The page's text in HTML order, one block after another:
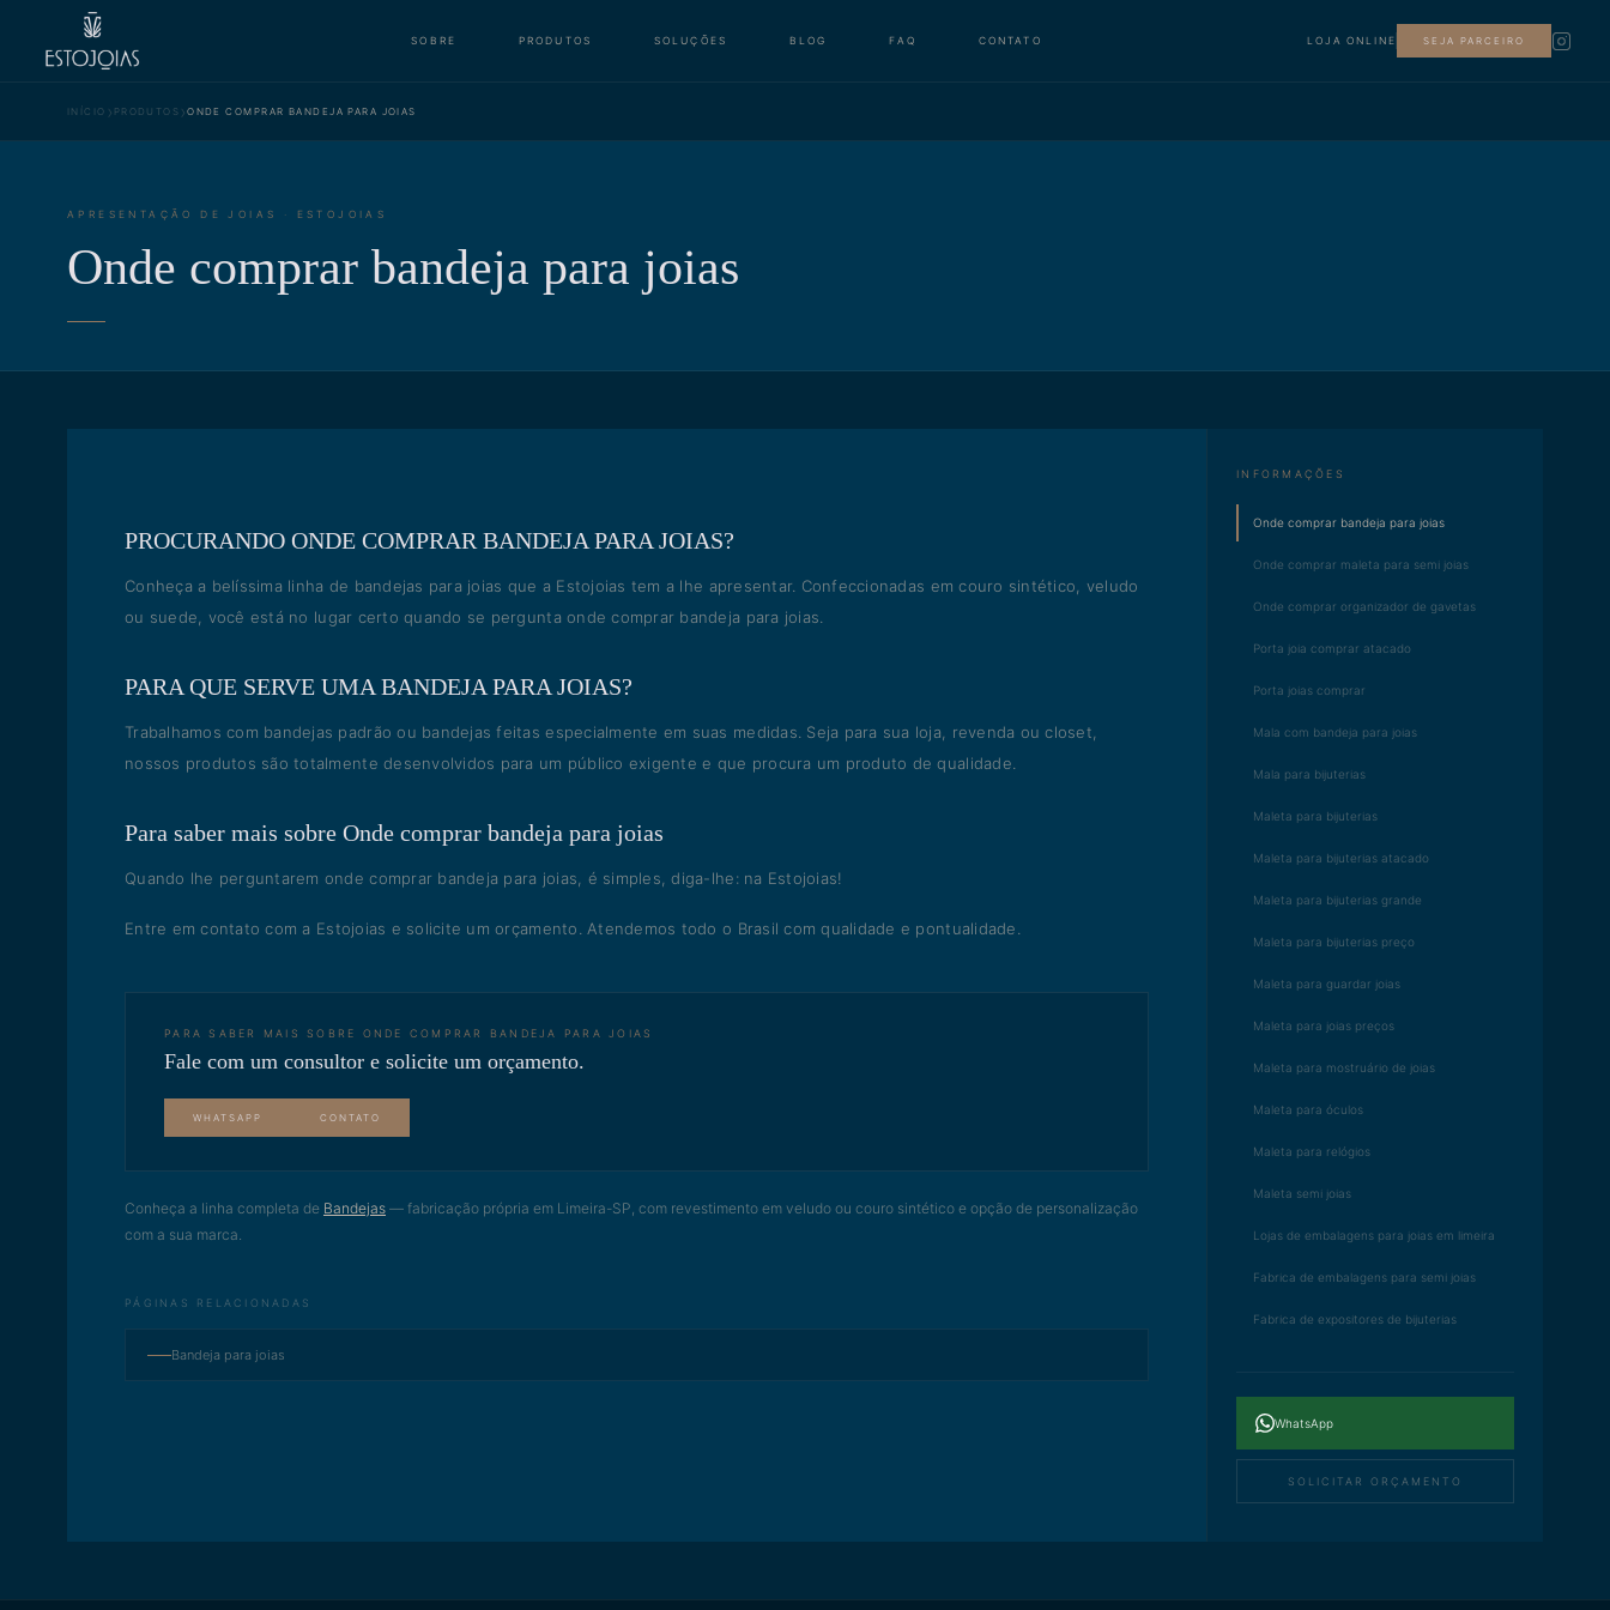
SOBRE PRODUTOS SOLUÇÕES BLOG FAQ CONTATO LOJA ONLINE SEJA PARCEIRO
INÍCIO › PRODUTOS ›ONDE COMPRAR BANDEJA PARA JOIAS
APRESENTAÇÃO DE JOIAS · ESTOJOIAS
Onde comprar bandeja para joias
PROCURANDO ONDE COMPRAR BANDEJA PARA JOIAS?
Conheça a belíssima linha de bandejas para joias que a Estojoias tem a lhe apresentar. Confeccionadas em couro sintético, veludo
ou suede, você está no lugar certo quando se pergunta onde comprar bandeja para joias.
PARA QUE SERVE UMA BANDEJA PARA JOIAS?
Trabalhamos com bandejas padrão ou bandejas feitas especialmente em suas medidas. Seja para sua loja, revenda ou closet,
nossos produtos são totalmente desenvolvidos para um público exigente e que procura um produto de qualidade.
Para saber mais sobre Onde comprar bandeja para joias
Quando lhe perguntarem onde comprar bandeja para joias, é simples, diga-lhe: na Estojoias!
Entre em contato com a Estojoias e solicite um orçamento. Atendemos todo o Brasil com qualidade e pontualidade.
PARA SABER MAIS SOBRE ONDE COMPRAR BANDEJA PARA JOIAS
Fale com um consultor e solicite um orçamento.
WHATSAPP CONTATO
Conheça a linha completa de Bandejas — fabricação própria em Limeira-SP, com revestimento em veludo ou couro sintético e opção de personalização
com a sua marca.
PÁGINAS RELACIONADAS
Bandeja para joias
INFORMAÇÕES
Onde comprar bandeja para joias
Onde comprar maleta para semi joias
Onde comprar organizador de gavetas
Porta joia comprar atacado
Porta joias comprar
Mala com bandeja para joias
Mala para bijuterias
Maleta para bijuterias
Maleta para bijuterias atacado
Maleta para bijuterias grande
Maleta para bijuterias preço
Maleta para guardar joias
Maleta para joias preços
Maleta para mostruário de joias
Maleta para óculos
Maleta para relógios
Maleta semi joias
Lojas de embalagens para joias em limeira
Fabrica de embalagens para semi joias
Fabrica de expositores de bijuterias
WhatsApp
SOLICITAR ORÇAMENTO